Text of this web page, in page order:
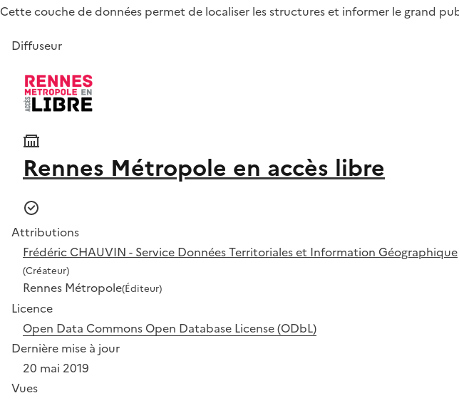
Cette couche de données permet de localiser les structures et informer le grand
Diffuseur
Rennes Métropole en accès libre
Attributions
Frédéric CHAUVIN - Service Données Territoriales et Information Géographique
(Créateur)
Rennes Métropole(Éditeur)
Licence
Open Data Commons Open Database License (ODbL)
Dernière mise à jour
20 mai 2019
Vues